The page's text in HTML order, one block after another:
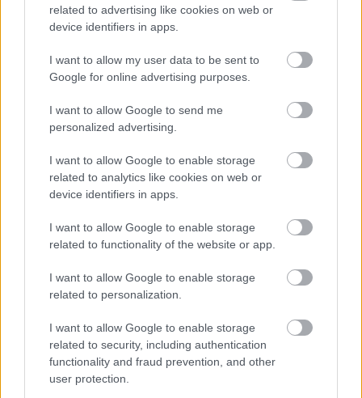
related to advertising like cookies on web or
device identifiers in apps.
I want to allow my user data to be sent to
Google for online advertising purposes.
I want to allow Google to send me
personalized advertising.
I want to allow Google to enable storage
related to analytics like cookies on web or
device identifiers in apps.
I want to allow Google to enable storage
related to functionality of the website or app.
I want to allow Google to enable storage
related to personalization.
I want to allow Google to enable storage
related to security, including authentication
functionality and fraud prevention, and other
user protection.
07/08/2026
Ουρμπίνο
06/08/2026
Το πάλεψε μέχρι τέλους η Εθνική γυναικών κόντρα
06/08/2026
Πρωτάθλημα τον Δεκέμβριο – Αντιδρούν οι σύλλογοι
06/08/2026
Έτοιμη για… υψηλές πτήσεις η Μπενφίκα του Ψάρρα
με τον «Ιπτάμενο Ολλανδό» Βίλτενμπουργκ